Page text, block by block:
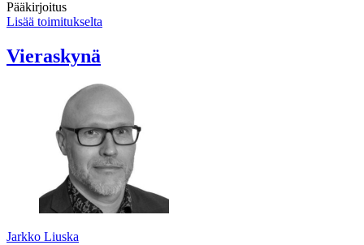
Pääkirjoitus
Lisää toimitukselta
Vieraskynä
Jarkko Liuska